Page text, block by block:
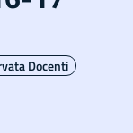
Docenti